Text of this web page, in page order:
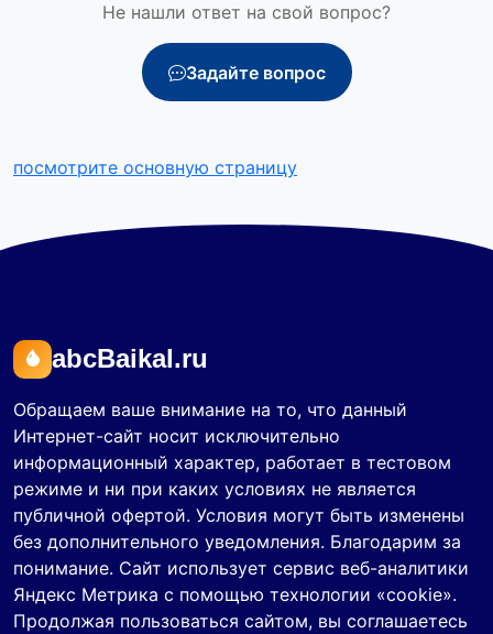
Не нашли ответ на свой вопрос?
Задайте вопрос
посмотрите основную страницу
abcBaikal.ru
Обращаем ваше внимание на то, что данный
Интернет-сайт носит исключительно
информационный характер, работает в тестовом
режиме и ни при каких условиях не является
публичной офертой. Условия могут быть изменены
без дополнительного уведомления. Благодарим за
понимание. Сайт использует сервис веб-аналитики
Яндекс Метрика с помощью технологии «cookie».
Продолжая пользоваться сайтом, вы соглашаетесь